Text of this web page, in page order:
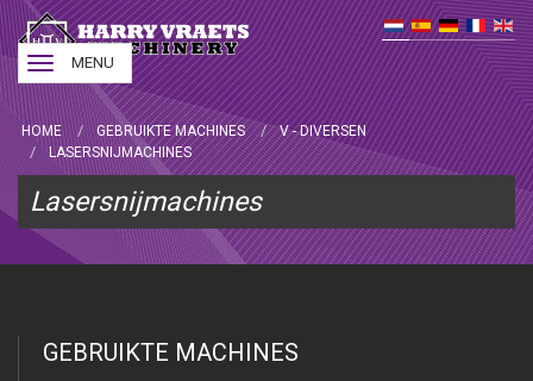
Toggle
navigation
MENU
HOME GEBRUIKTE MACHINES
V - DIVERSEN
LASERSNIJMACHINES
Lasersnijmachines
GEBRUIKTE MACHINES